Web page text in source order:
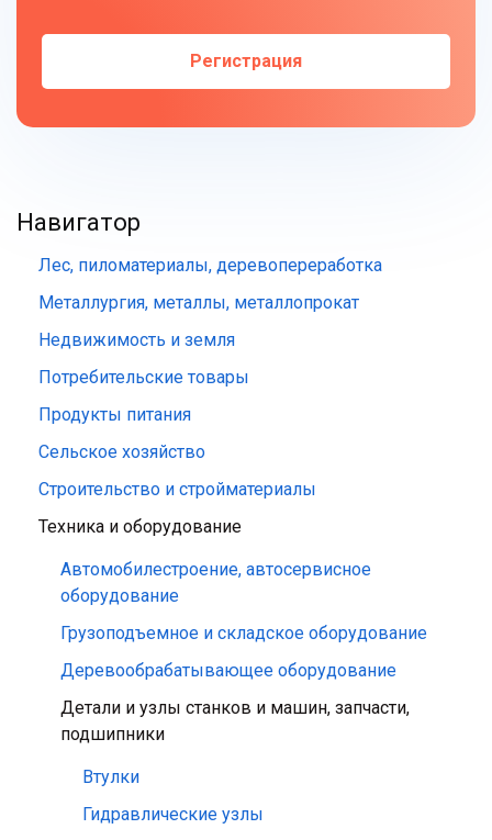
Регистрация
Навигатор
Лес, пиломатериалы, деревопереработка
Металлургия, металлы, металлопрокат
Недвижимость и земля
Потребительские товары
Продукты питания
Сельское хозяйство
Строительство и стройматериалы
Техника и оборудование
Автомобилестроение, автосервисное
оборудование
Грузоподъемное и складское оборудование
Деревообрабатывающее оборудование
Детали и узлы станков и машин, запчасти,
подшипники
Втулки
Гидравлические узлы